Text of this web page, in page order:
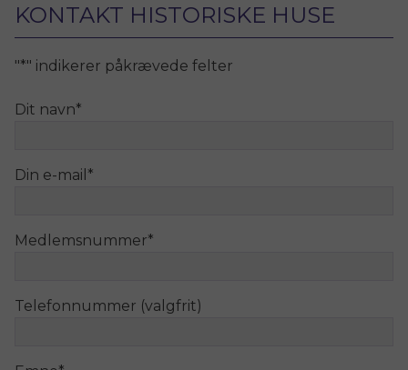
KONTAKT HISTORISKE HUSE
"*" indikerer påkrævede felter
Dit navn*
Din e-mail *
Medlemsnummer*
Telefonnummer (valgfrit)